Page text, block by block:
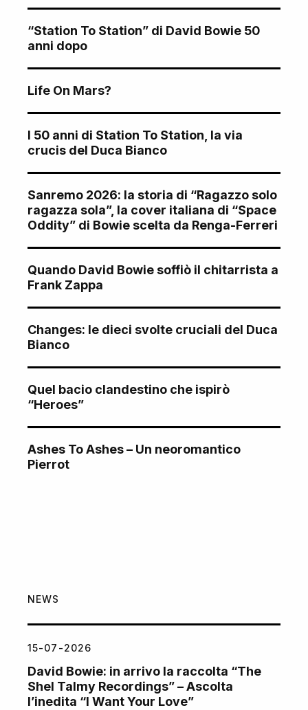
“Station To Station” di David Bowie 50
anni dopo
Life On Mars?
I 50 anni di Station To Station, la via
crucis del Duca Bianco
Sanremo 2026: la storia di “Ragazzo solo
ragazza sola”, la cover italiana di “Space
Oddity” di Bowie scelta da Renga-Ferreri
Quando David Bowie soffiò il chitarrista a
Frank Zappa
Changes: le dieci svolte cruciali del Duca
Bianco
Quel bacio clandestino che ispirò
“Heroes”
Ashes To Ashes – Un neoromantico
Pierrot
NEWS
15-07-2026
David Bowie: in arrivo la raccolta “The
Shel Talmy Recordings” – Ascolta
l’inedita “I Want Your Love”